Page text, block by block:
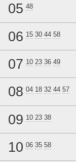
05 48
06 15 30 44 58
07 10 23 36 49
08 04 18 32 44 57
09 10 23 38
10 06 35 58